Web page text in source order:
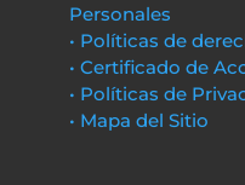
Personales
• Políticas de
• Certificado de
• Políticas de
• Mapa del Sitio